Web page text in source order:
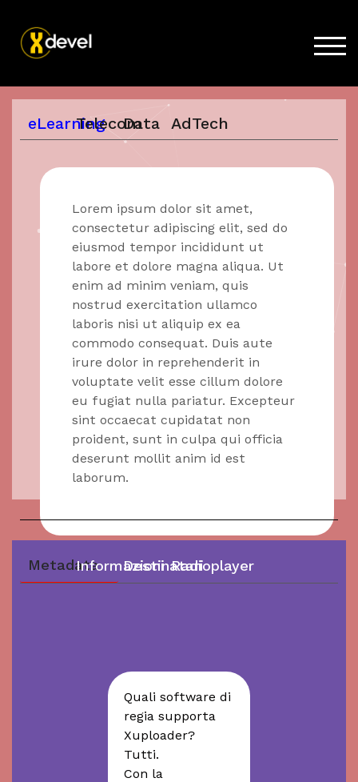
Home
News
Lavora con noi
eLearningTelecomData AdTech
Lorem ipsum dolor sit amet,
consectetur adipiscing elit, sed do
eiusmod tempor incididunt ut
labore et dolore magna aliqua. Ut
enim ad minim veniam, quis
nostrud exercitation ullamco
laboris nisi ut aliquip ex ea
commodo consequat. Duis aute
irure dolor in reprehenderit in
voluptate velit esse cillum dolore
eu fugiat nulla pariatur. Excepteur
sint occaecat cupidatat non
proident, sunt in culpa qui officia
deserunt mollit anim id est
laborum.
eLearning
consectetur adipiscing elit.
Lorem ipsum dolor sit amet,
consectetur adipiscing elit.
Lorem ipsum dolor sit amet,
consectetur adipiscing elit.
MetadataInformazioniDestinatariRadioplayer
Quali software di
regia supporta
Xuploader?
Tutti.
Con la